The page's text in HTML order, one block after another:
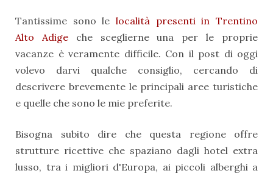
Tantissime sono le località presenti in Trentino
Alto Adigeche sceglierne una per le proprie
vacanze è veramente difficile. Con il post di oggi
volevo darvi qualche consiglio, cercando di
descrivere brevemente le principali aree turistiche
e quelle che sono le mie preferite.
Bisogna subito dire che questa regione offre
strutture ricettive che spaziano dagli hotel extra
lusso, tra i migliori d'Europa, ai piccoli alberghi a